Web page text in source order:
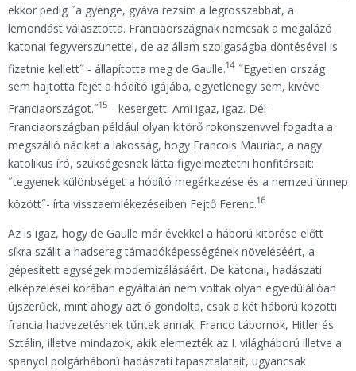
ekkor pedig ˝a gyenge, gyáva rezsim a legrosszabbat, a
lemondást választotta. Franciaországnak nemcsak a megalázó
katonai fegyverszünettel, de az állam szolgaságba döntésével is
fizetnie kellett˝ - állapította meg de Gaulle.14 ˝Egyetlen ország
sem hajtotta fejét a hódító igájába, egyetlenegy sem, kivéve
Franciaországot.˝15 - kesergett. Ami igaz, igaz. Dél-
Franciaországban például olyan kitörő rokonszenvvel fogadta a
megszálló nácikat a lakosság, hogy Francois Mauriac, a nagy
katolikus író, szükségesnek látta figyelmeztetni honfitársait:
˝tegyenek különbséget a hódító megérkezése és a nemzeti ünnep
között˝- írta visszaemlékezéseiben Fejtő Ferenc.16
Az is igaz, hogy de Gaulle már évekkel a háború kitörése előtt
síkra szállt a hadsereg támadóképességének növeléséért, a
gépesített egységek modernizálásáért. De katonai, hadászati
elképzelései korában egyáltalán nem voltak olyan egyedülállóan
újszerűek, mint ahogy azt ő gondolta, csak a két háború közötti
francia hadvezetésnek tűntek annak. Franco tábornok, Hitler és
Sztálin, illetve mindazok, akik elemezték az I. világháború illetve a
spanyol polgárháború hadászati tapasztalatait, ugyancsak